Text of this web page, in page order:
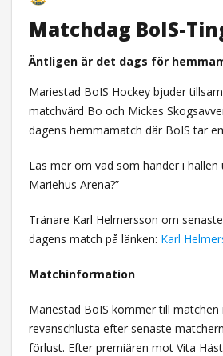
Matchdag BoIS-
Äntligen är det dags för
Mariestad BoIS Hockey bjuder
matchvärd Bo och Mickes
dagens hemmamatch där BoIS tar
Läs mer om vad som händer i hallen
Mariehus Arena?”
Tränare Karl Helmersson om
dagens match på länken: Karl
Matchinformation
Mariestad BoIS kommer till
revanschlusta efter senaste
förlust. Efter premiären mot Vita